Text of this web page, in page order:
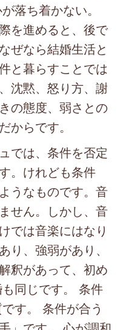
落ち着かない。
を進めると、後で
ぜなら結婚生活と
と暮らすことでは
沈黙、怒り方、謝
の態度、弱さとの
からです。
では、条件を否定
。けれども条件
うなものです。音
せん。しかし、音
では音楽にはなり
り、強弱があり、
釈があって、初め
同じです。 条件
す。 条件が合う